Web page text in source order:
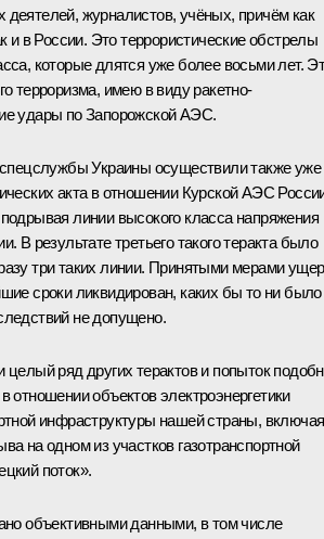
журналистов, учёных, причём как
и в России. Это террористические обстрелы
которые длятся уже более восьми лет.
терроризма, имею в виду ракетно-
удары по Запорожской АЭС.
Украины осуществили также уже
акта в отношении Курской АЭС
линии высокого класса напряжения
В результате третьего такого теракта было
три таких линии. Принятыми мерами
сроки ликвидирован, каких бы то ни было
не допущено.
целый ряд других терактов и попыток
отношении объектов электроэнергетики
инфраструктуры нашей страны, включая
на одном из участков газотранспортной
поток».
объективными данными, в том числе